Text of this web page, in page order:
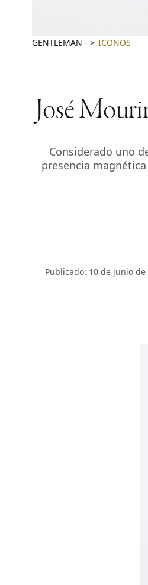
GENTLEMAN - ICONOS
José
Considerado uno
presencia
Publicado: 10 de junio